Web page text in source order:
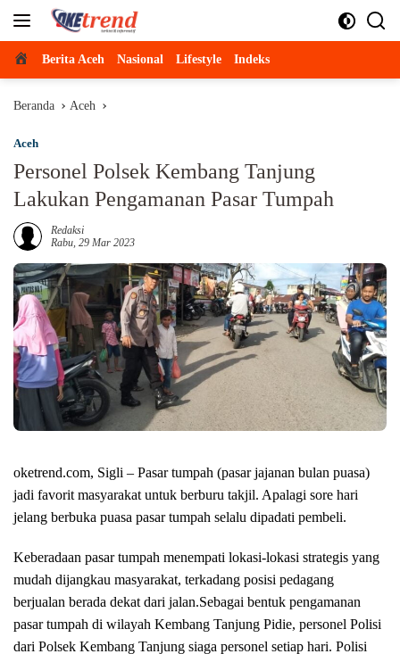
Beranda
Berita Aceh Nasional Lifestyle Indeks
Beranda Aceh
Aceh
Personel Polsek Kembang Tanjung
Lakukan Pengamanan Pasar Tumpah
Redaksi
Rabu, 29 Mar 2023
oketrend.com, Sigli – Pasar tumpah (pasar jajanan bulan puasa)
jadi favorit masyarakat untuk berburu takjil. Apalagi sore hari
jelang berbuka puasa pasar tumpah selalu dipadati pembeli.
Keberadaan pasar tumpah menempati lokasi-lokasi strategis yang
mudah dijangkau masyarakat, terkadang posisi pedagang
berjualan berada dekat dari jalan.Sebagai bentuk pengamanan
pasar tumpah di wilayah Kembang Tanjung Pidie, personel Polisi
dari Polsek Kembang Tanjung siaga personel setiap hari. Polisi